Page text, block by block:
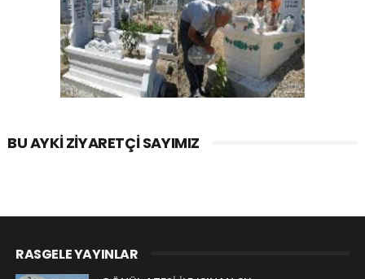
BU AYKI ZIYARETÇI SAYIMIZ
RASGELE YAYINLAR